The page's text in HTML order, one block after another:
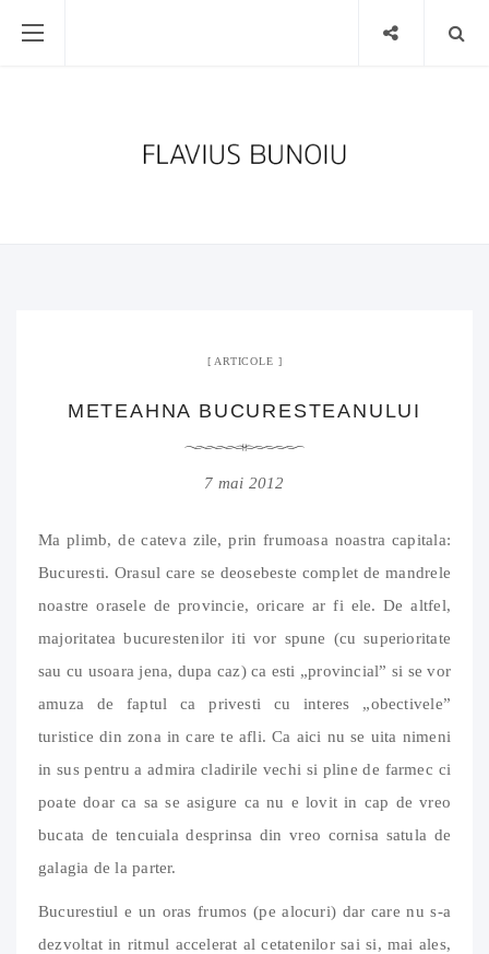
ARTICOLE
METEAHNA BUCURESTEANULUI
7 mai 2012
Ma plimb, de cateva zile, prin frumoasa noastra capitala:
Bucuresti. Orasul care se deosebeste complet de mandrele
noastre orasele de provincie, oricare ar fi ele. De altfel,
majoritatea bucurestenilor iti vor spune (cu superioritate
sau cu usoara jena, dupa caz) ca esti „provincial” si se vor
amuza de faptul ca privesti cu interes „obectivele”
turistice din zona in care te afli. Ca aici nu se uita nimeni
in sus pentru a admira cladirile vechi si pline de farmec ci
poate doar ca sa se asigure ca nu e lovit in cap de vreo
bucata de tencuiala desprinsa din vreo cornisa satula de
galagia de la parter.
Bucurestiul e un oras frumos (pe alocuri) dar care nu s-a
dezvoltat in ritmul accelerat al cetatenilor sai si, mai ales,